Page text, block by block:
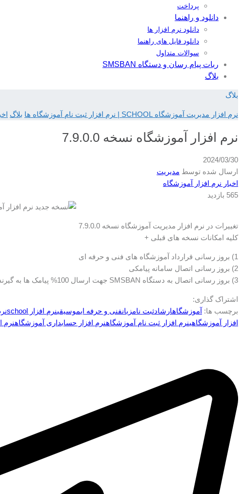
پرداخت
دانلود و راهنما
دانلود نرم افزار ها
دانلود فایل های راهنما
سوالات متداول
ربات پیام رسان و دستگاه SMSBAN
بلاگ
بلاگ
نرم افزار مدیریت آموزشگاه SCHOOL | نرم افزار ثبت نام آموزشگاه ها بلاگ
نرم افزار آموزشگاه نسخه 7.9.0.0
2024/03/30
ارسال شده توسط مدیریت
اخبار نرم افزار آموزشگاه
565 بازدید
تغییرات در نرم افزار مدیریت آموزشگاه نسخه 7.9.0.0
کلیه امکانات نسخه های قبلی +
1) بروز رسانی قرارداد آموزشگاه های فنی و حرفه ای
2) بروز رسانی اتصال سامانه پیامکی
3) بروز رسانی اتصال به دستگاه SMSBAN جهت ارسال 100% پیامک ها به گیرندگان
اشتراک گذاری:
برچسب ها: آموزشگاهارشادثبت نامزبانفنی و حرفه ایموسیقینرم افزار school
افزار آموزشگاهینرم افزار ثبت نام آموزشگاهنرم افزار حسابداری آموزشگاهنرم